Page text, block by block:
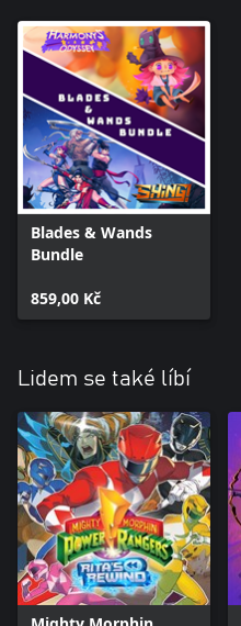
Blades & Wands
Bundle
859,00 Kč
Lidem se také líbí